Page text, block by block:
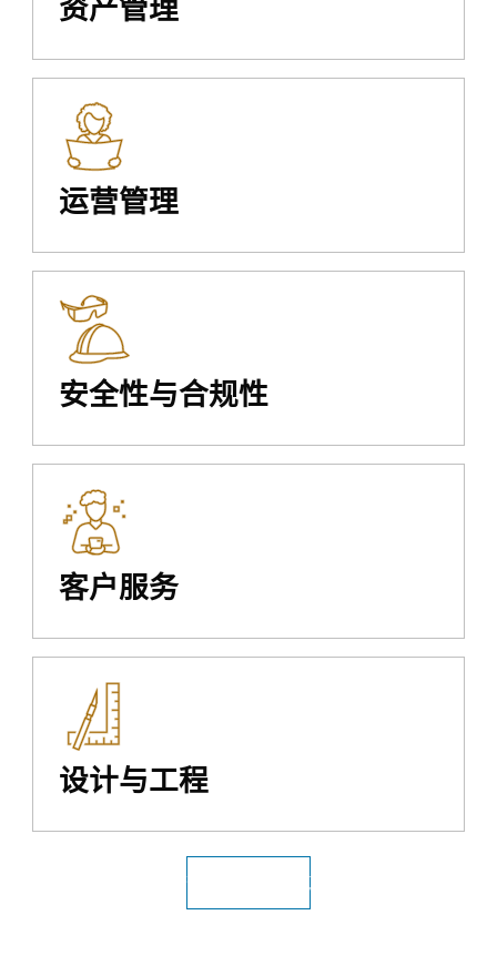
资产管理
运营管理
安全性与合规性
客户服务
设计与工程
查看所有公共设施